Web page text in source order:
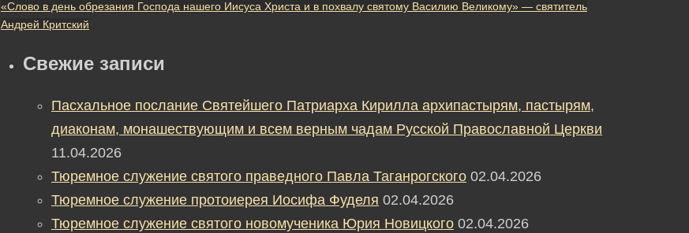
«Слово в день обрезания Господа нашего Иисуса Христа и в похвалу святому Василию Великому» — святитель
Андрей Критский
Свежие записи
Пасхальное послание Святейшего Патриарха Кирилла архипастырям, пастырям,
диаконам, монашествующим и всем верным чадам Русской Православной Церкви
11.04.2026
Тюремное служение святого праведного Павла Таганрогского 02.04.2026
Тюремное служение протоиерея Иосифа Фуделя 02.04.2026
Тюремное служение святого новомученика Юрия Новицкого 02.04.2026